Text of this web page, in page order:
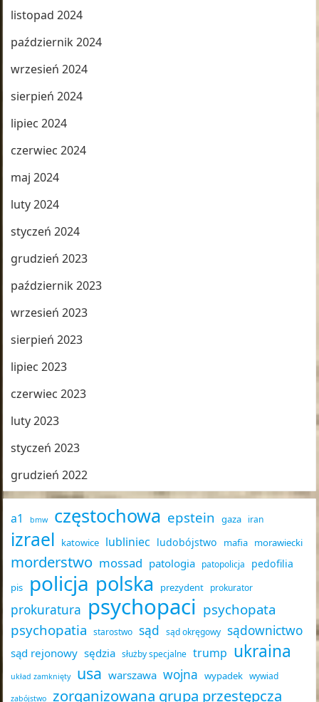
listopad 2024
październik 2024
wrzesień 2024
sierpień 2024
lipiec 2024
czerwiec 2024
maj 2024
luty 2024
styczeń 2024
grudzień 2023
październik 2023
wrzesień 2023
sierpień 2023
lipiec 2023
czerwiec 2023
luty 2023
styczeń 2023
grudzień 2022
a1 bmw częstochowa epstein gaza iran
izrael katowice lubliniec ludobójstwo mafia morawiecki
morderstwo mossad patologia patopolicja pedofilia
pis policja polska prezydent prokurator
prokuratura psychopaci psychopata
psychopatia
starostwo sąd sąd okręgowy sądownictwo
sąd rejonowy sędzia służby specjalne trump ukraina
układ zamknięty usa warszawa wojna wypadek wywiad
zabójstwo zorganizowana grupa przestępcza